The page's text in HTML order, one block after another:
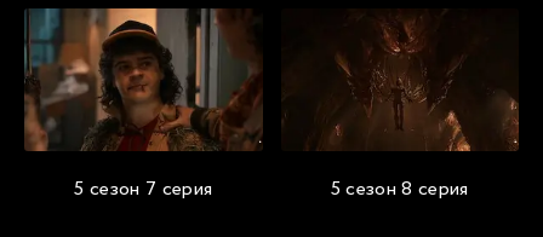
5 сезон 7 серия 5 сезон 8 серия